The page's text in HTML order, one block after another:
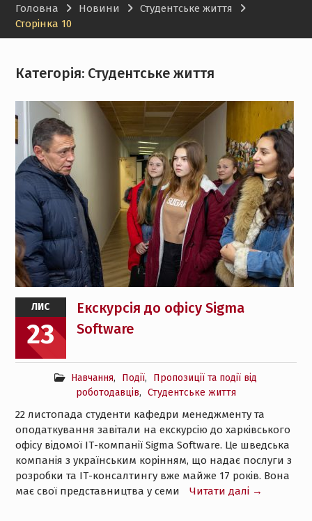
Меркаторум (Італія)
Головна Новини
Студентське життя
Сторінка 10
Категорія: Студентське життя
ЛИС
23
Екскурсія до офісу Sigma
Software
Навчання, Події,
Пропозиції та події від
роботодавців, Студентське життя
22 листопада студенти кафедри менеджменту та
оподаткування завітали на екскурсію до харківського
офісу відомої ІТ-компанії Sigma Software. Це шведська
компанія з українським корінням, що надає послуги з
розробки та ІТ-консалтингу вже майже 17 років. Вона
має свої представництва у семи
Читати далі →